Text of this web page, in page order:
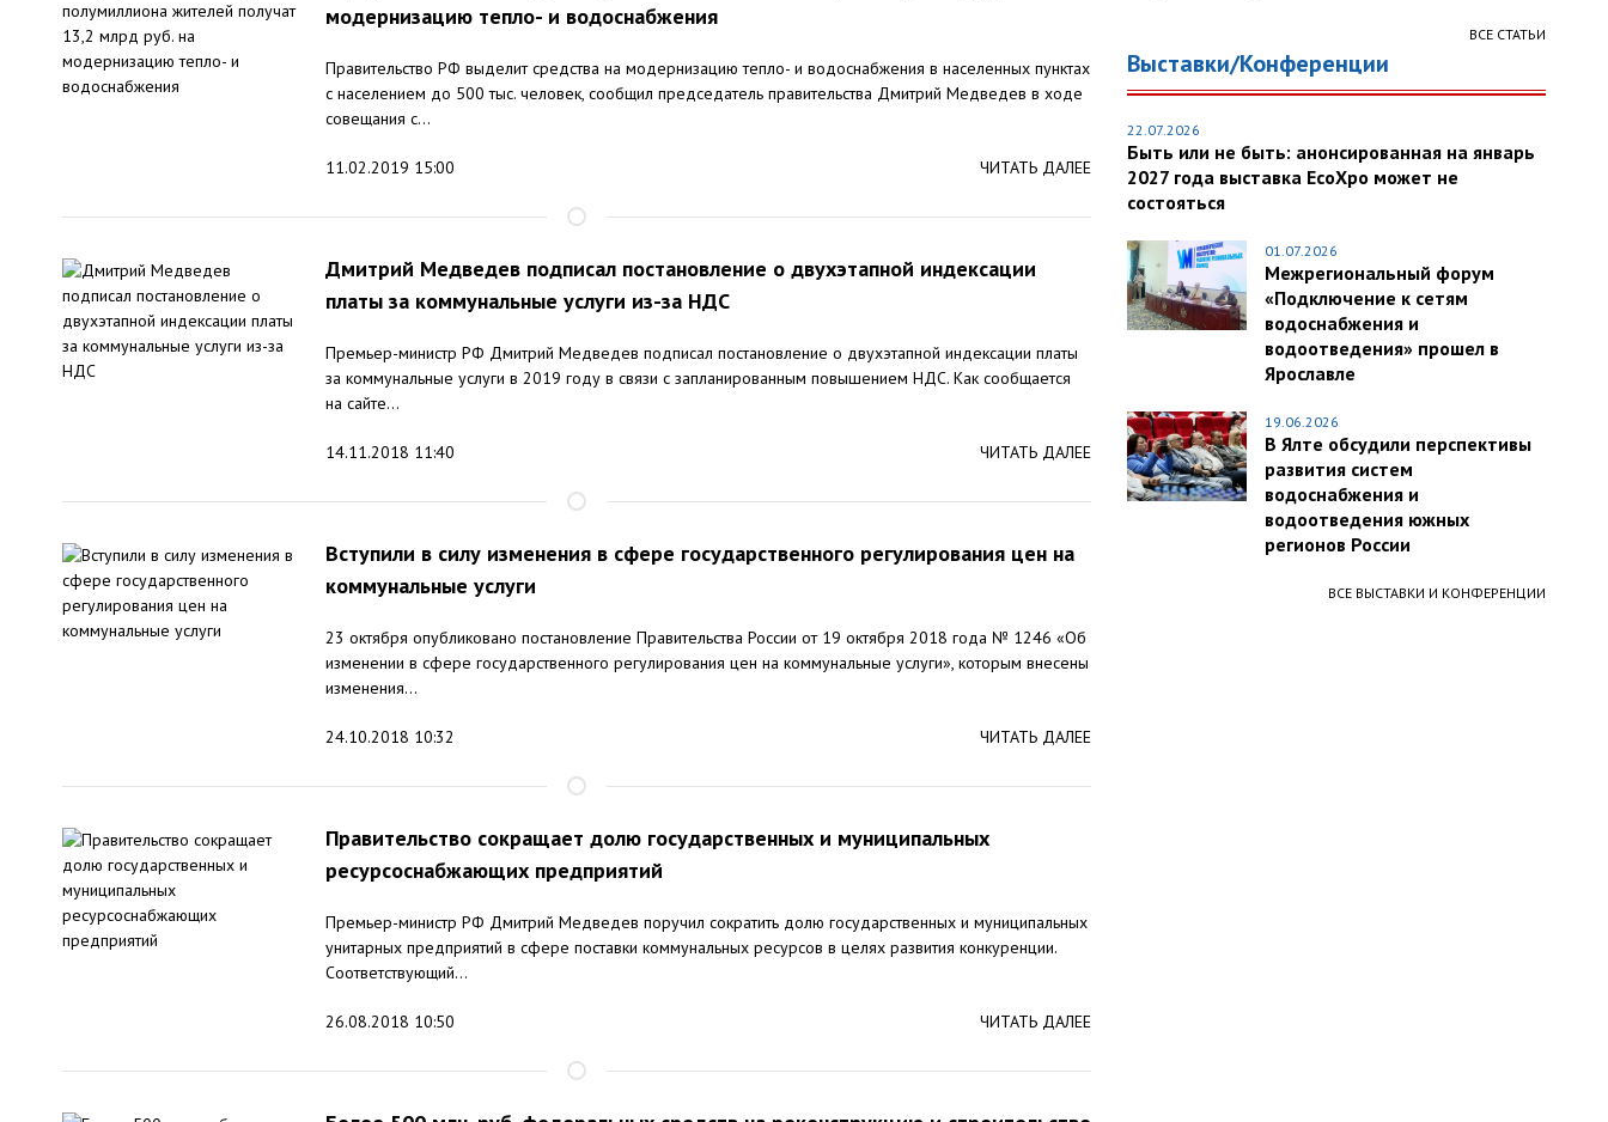
модернизацию тепло- и водоснабжения
Правительство РФ выделит средства на модернизацию тепло- и водоснабжения в населенных пунктах
с населением до 500 тыс. человек, сообщил председатель правительства Дмитрий Медведев в ходе
совещания с...
11.02.2019 15:00 ЧИТАТЬ ДАЛЕЕ
Дмитрий Медведев подписал постановление о двухэтапной индексации
платы за коммунальные услуги из-за НДС
Премьер-министр РФ Дмитрий Медведев подписал постановление о двухэтапной индексации платы
за коммунальные услуги в 2019 году в связи с запланированным повышением НДС. Как сообщается
на сайте...
14.11.2018 11:40 ЧИТАТЬ ДАЛЕЕ
Вступили в силу изменения в сфере государственного регулирования цен на
коммунальные услуги
23 октября опубликовано постановление Правительства России от 19 октября 2018 года № 1246 «Об
изменении в сфере государственного регулирования цен на коммунальные услуги», которым внесены
изменения...
24.10.2018 10:32 ЧИТАТЬ ДАЛЕЕ
Правительство сокращает долю государственных и муниципальных
ресурсоснабжающих предприятий
Премьер-министр РФ Дмитрий Медведев поручил сократить долю государственных и муниципальных
унитарных предприятий в сфере поставки коммунальных ресурсов в целях развития конкуренции.
Соответствующий...
26.08.2018 10:50 ЧИТАТЬ ДАЛЕЕ
ВСЕ СТАТЬИ
Выставки/Конференции
22.07.2026
Быть или не быть: анонсированная на январь
2027 года выставка EcoXpo может не
состояться
01.07.2026
Межрегиональный форум
«Подключение к сетям
водоснабжения и
водоотведения» прошел в
Ярославле
19.06.2026
В Ялте обсудили перспективы
развития систем
водоснабжения и
водоотведения южных
регионов России
ВСЕ ВЫСТАВКИ И КОНФЕРЕНЦИИ